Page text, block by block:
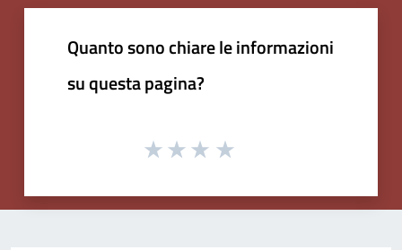
Quanto sono chiare le informazioni
su questa pagina?